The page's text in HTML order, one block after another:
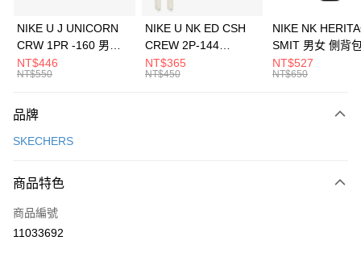
元大商業銀行
台灣樂天信用卡公司
全盈+PAY
AFTEE先享後付
【關於「AFTEE先享後付」】
便利好安心！
３．安心：先確認商品／服務後，再付款。
【「AFTEE先享後付」結帳流程】
１．於結帳方式選擇「AFTEE先享後付」後，將跳轉至「AFTEE先享後付」
運送方式
每筆NT$100，滿NT$1,500(含以上)免運費
宅配
每筆NT$100，滿NT$1,500(含以上)免運費
NIKE U J UNICORN
CRW 1PR -160 男女
中統襪 FZ3393100
NT$446
NT$550
NIKE U NK ED CSH
CREW 2P-144
EMBRDY 男女 短統襪
FZ3073133
NT$365
NT$450
NIKE NK
SMIT 男女 側背
BA5871010
NT$527
NT$650
品牌
SKECHERS
商品特色
商品編號
11033692